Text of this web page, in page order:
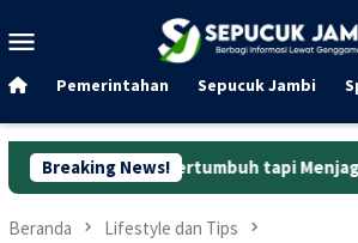
ke
Mobile
Pemerintahan Sepucuk Jambi
Breaking News!
Bertumbuh tapi Menjaga Kepercayaan
Beranda Lifestyle dan Tips